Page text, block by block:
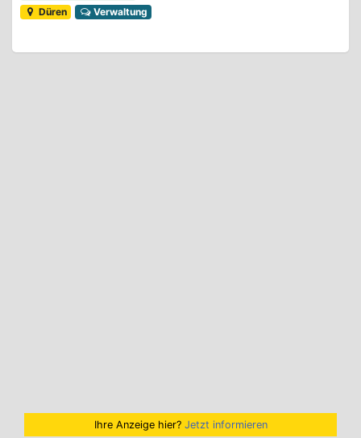
Düren
Verwaltung
Ihre Anzeige hier? Jetzt informieren